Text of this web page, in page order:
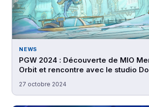
NEWS
PGW 2024 : Découverte de MIO
Orbit et rencontre avec le studio
27 octobre 2024